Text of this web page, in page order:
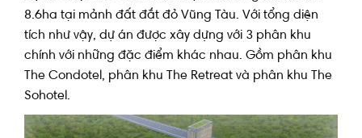
8.6ha tại mảnh đất đắt đỏ Vũng Tàu. Với tổng diện
tích như vậy, dự án được xây dựng với 3 phân khu
chính với những đặc điểm khác nhau. Gồm phân khu
The Condotel, phân khu The Retreat và phân khu The
Sohotel.